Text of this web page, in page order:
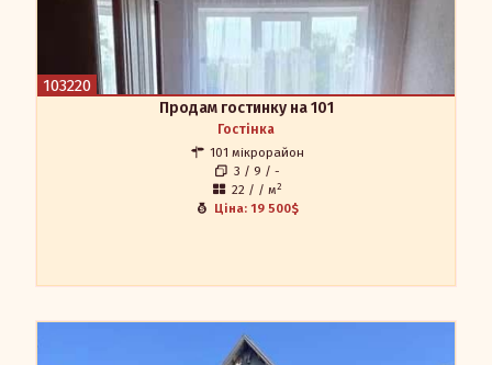
103220
Продам гостинку на 101
Гостінка
101 мікрорайон
3 / 9 / -
22 / / м2
Ціна: 19 500$
Мегадом
0684521275
Продам добротний будинок